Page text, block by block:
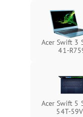
Acer Swift 3
41-
Acer Swift 5
54T-